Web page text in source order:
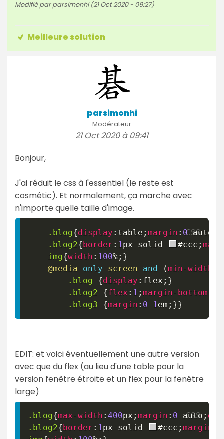
Modifié par parsimonhi (21 Oct 2020 - 09:27)
Meilleure solution
parsimonhi
Modérateur
21 Oct 2020 à 09:41
Bonjour,
J'ai réduit le css à l'essentiel (le reste est
cosmétic). Et normalement, ça marche avec
n'importe quelle taille d'image.
.blog{display : table ; margin : 0 auto
.blog2{border : 1 px solid #ccc ;
img{width : 100%; }
@media
only screen and (min-width
.blog
{display : flex ; }
.blog2
{flex : 1 ; margin-bottom
.blog3
{margin : 0 1 em ; }}
EDIT: et voici éventuellement une autre version
avec que du flex (au lieu d'une table pour la
version fenêtre étroite et un flex pour la fenêtre
large)
.blog{max-width : 400px ; margin : 0 auto ;
.blog2{border : 1 px solid #ccc ; margin-